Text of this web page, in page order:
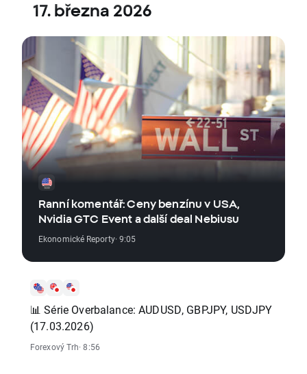
17. března 2026
Ranní komentář: Ceny benzínu v USA,
Nvidia GTC Event a další deal Nebiusu
Ekonomické Reporty· 9:05
📊 Série Overbalance: AUDUSD, GBPJPY, USDJPY
(17.03.2026)
Forexový Trh· 8:56